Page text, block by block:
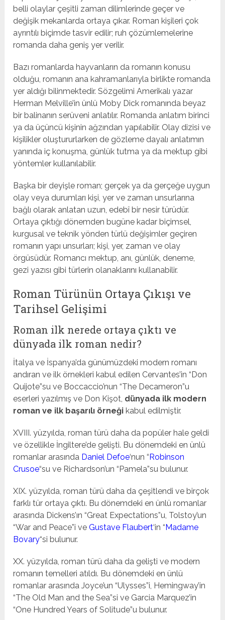
belli olaylar çeşitli zaman dilimlerinde geçer ve
değişik mekanlarda ortaya çıkar. Roman kişileri çok
ayrıntılı biçimde tasvir edilir; ruh çözümlemelerine
romanda daha geniş yer verilir.
Bazı romanlarda hayvanların da romanın konusu
olduğu, romanın ana kahramanlarıyla birlikte romanda
yer aldığı bilinmektedir. Sözgelimi Amerikalı yazar
Herman Melville’in ünlü Moby Dick romanında beyaz
bir balinanın serüveni anlatılır. Romanda anlatım birinci
ya da üçüncü kişinin ağzından yapılabilir. Olay dizisi ve
kişilikler oluştu­rurlarken de gözleme dayalı anlatımın
yanında iç konuşma, günlük tutma ya da mektup gibi
yöntem­ler kullanılabilir.
Başka bir deyişle roman; gerçek ya da gerçeğe uygun
olay veya durumları kişi, yer ve zaman unsurlarına
bağlı olarak anlatan uzun, edebî bir nesir türüdür.
Ortaya çıktığı dönemden bugüne kadar biçimsel,
kurgusal ve teknik yönden türlü değişimler geçiren
romanın yapı unsurları; kişi, yer, zaman ve olay
örgüsüdür. Romancı mektup, anı, günlük, deneme,
gezi yazısı gibi türlerin olanaklarını kullanabilir.
Roman Türünün Ortaya Çıkışı ve
Tarihsel Gelişimi
Roman ilk nerede ortaya çıktı ve
dünyada ilk roman nedir?
İtalya ve İspanya’da günümüzdeki modern romanı
andıran ve ilk örnekleri kabul edilen Cervantes’in “Don
Quijote”su ve Boccaccio’nun “The Decameron”u
eserleri yazılmış ve Don Kişot, dünyada ilk modern
roman ve ilk başarılı örneği kabul edilmiştir.
XVIII. yüzyılda, roman türü daha da popüler hale geldi
ve özellikle İngiltere’de gelişti. Bu dönemdeki en ünlü
romanlar arasında Daniel Defoe‘nun “ Robinson
Crusoe“su ve Richardson’un “Pamela”su bulunur.
XIX. yüzyılda, roman türü daha da çeşitlendi ve birçok
farklı tür ortaya çıktı. Bu dönemdeki en ünlü romanlar
arasında Dickens’ın “Great Expectations”u, Tolstoy’un
“War and Peace”i veGustave Flaubert‘in “ Madame
Bovary“si bulunur.
XX. yüzyılda, roman türü daha da gelişti ve modern
romanın temelleri atıldı. Bu dönemdeki en ünlü
romanlar arasında Joyce’un “Ulysses”i, Hemingway’in
“The Old Man and the Sea”si ve Garcia Marquez’in
“One Hundred Years of Solitude”u bulunur.